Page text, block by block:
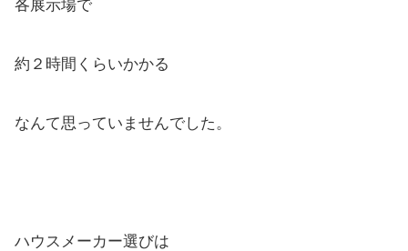
各展示場で
約２時間くらいかかる
なんて思っていませんでした。
ハウスメーカー選びは